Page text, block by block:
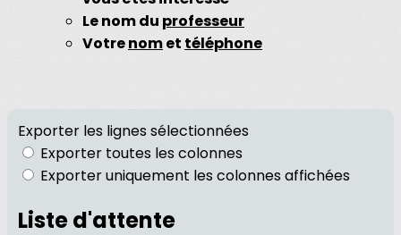
Le nom du professeur
Votrenomet téléphone